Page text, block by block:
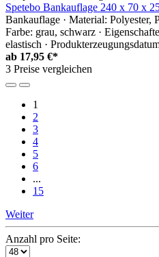
Spetebo Bankauflage 240 x 70 x
Bankauflage · Material: Polyester,
Farbe: grau, schwarz ·
elastisch ·
ab 17,95 €*
3 Preise vergleichen
1
2
3
4
5
6
...
15
Weiter
Anzahl pro Seite: